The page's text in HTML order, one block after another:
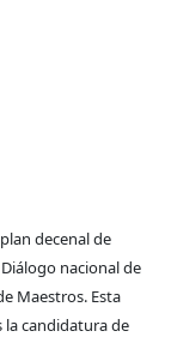
decenal de
nacional de
Maestros. Esta
la candidatura de